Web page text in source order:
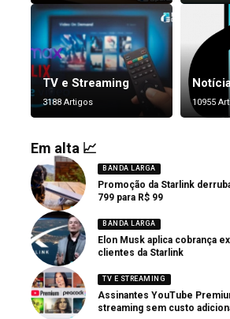
TV e Streaming
3188 Artigos 10955
Em alta 📈
BANDA LARGA
Promoção da Starlink
799 para R$ 99
BANDA LARGA
Elon Musk aplica cobrança
clientes da Starlink
TV E STREAMING
Assinantes YouTube
streaming sem custo